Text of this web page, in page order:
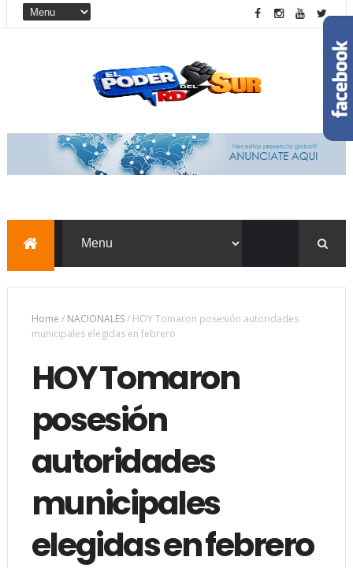
Home / NACIONALES/ HOY Tomaron posesión autoridades
municipales elegidas en febrero
HOY Tomaron
posesión
autoridades
municipales
elegidas en febrero